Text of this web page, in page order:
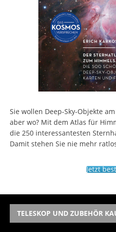
Sie wollen Deep-Sky-Objekte
aber wo? Mit dem Atlas für
die 250 interessantesten
Damit stehen Sie nie mehr
Jetzt
TELESKOP UND ZUBEHÖR